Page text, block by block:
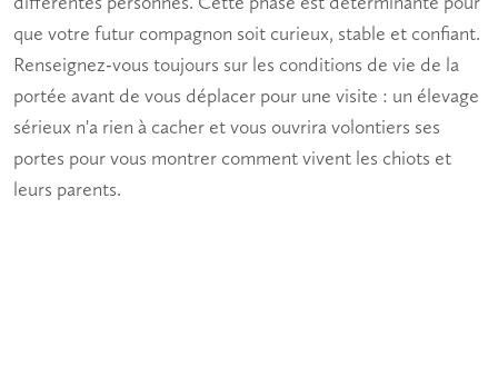
que votre futur compagnon soit curieux, stable et confiant.
Renseignez-vous toujours sur les conditions de vie de la
portée avant de vous déplacer pour une visite : un élevage
sérieux n'a rien à cacher et vous ouvrira volontiers ses
portes pour vous montrer comment vivent les chiots et
leurs parents.